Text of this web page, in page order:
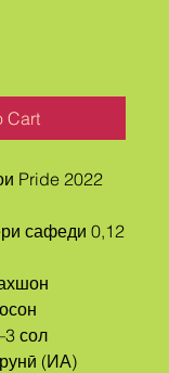
Cart
Pride 2022
сол
(ИА)